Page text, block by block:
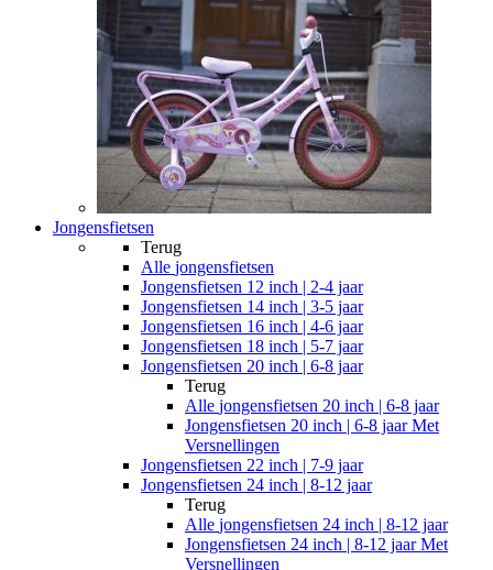
Jongensfietsen
Terug
Alle jongensfietsen
Jongensfietsen 12 inch | 2-4 jaar
Jongensfietsen 14 inch | 3-5 jaar
Jongensfietsen 16 inch | 4-6 jaar
Jongensfietsen 18 inch | 5-7 jaar
Jongensfietsen 20 inch | 6-8 jaar
Terug
Alle jongensfietsen 20 inch | 6-8 jaar
Jongensfietsen 20 inch | 6-8 jaar Met
Versnellingen
Jongensfietsen 22 inch | 7-9 jaar
Jongensfietsen 24 inch | 8-12 jaar
Terug
Alle jongensfietsen 24 inch | 8-12 jaar
Jongensfietsen 24 inch | 8-12 jaar Met
Versnellingen